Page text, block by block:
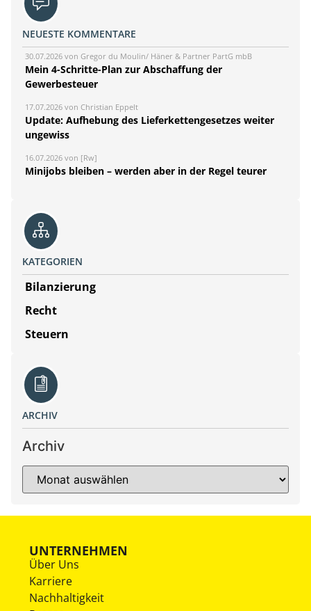
NEUESTE KOMMENTARE
30.07.2026 von Gregor du Moulin/ Häner & Partner PartG mbB
Mein 4-Schritte-Plan zur Abschaffung der
Gewerbesteuer
17.07.2026 von Christian Eppelt
Update: Aufhebung des Lieferkettengesetzes weiter
ungewiss
16.07.2026 von [Rw]
Minijobs bleiben – werden aber in der Regel teurer
KATEGORIEN
Bilanzierung
Recht
Steuern
ARCHIV
Archiv
UNTERNEHMEN
Über Uns
Karriere
Nachhaltigkeit